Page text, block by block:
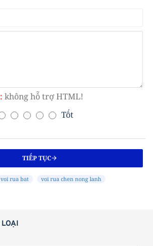
không hỗ trợ HTML!
Tốt
TIẾP TỤC
voi rua bat
voi rua chen nong lanh